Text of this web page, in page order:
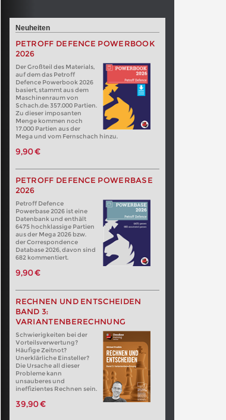
Neuheiten
PETROFF DEFENCE POWERBOOK
2026
Der Großteil des Materials,
auf dem das Petroff
Defence Powerbook 2026
basiert, stammt aus dem
Maschinenraum von
Schach.de: 357.000 Partien.
Zu dieser imposanten
Menge kommen noch
17.000 Partien aus der
Mega und vom Fernschach hinzu.
9,90 €
PETROFF DEFENCE POWERBASE
2026
Petroff Defence
Powerbase 2026 ist eine
Datenbank und enthält
6475 hochklassige Partien
aus der Mega 2026 bzw.
der Correspondence
Database 2026, davon sind
682 kommentiert.
9,90 €
RECHNEN UND ENTSCHEIDEN
BAND 3:
VARIANTENBERECHNUNG
Schwierigkeiten bei der
Vorteilsverwertung?
Häufige Zeitnot?
Unerklärliche Einsteller?
Die Ursache all dieser
Probleme kann
unsauberes und
ineffizientes Rechnen sein.
39,90 €